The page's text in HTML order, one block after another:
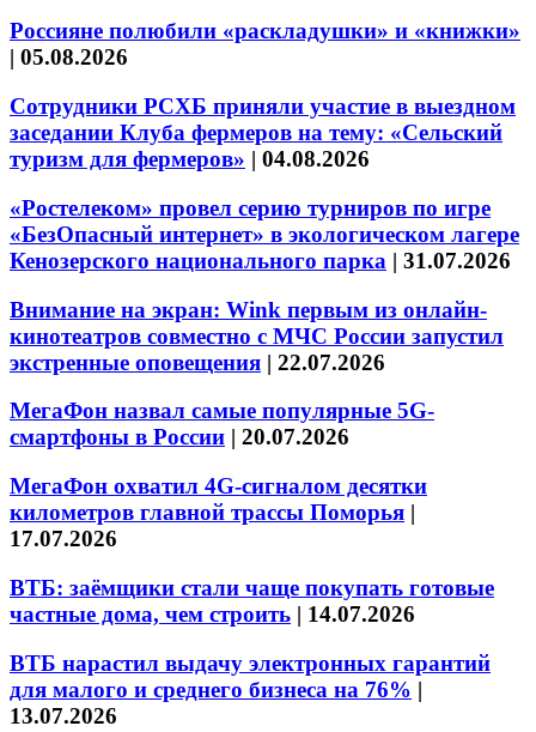
Россияне полюбили «раскладушки» и «книжки»
| 05.08.2026
Сотрудники РСХБ приняли участие в выездном
заседании Клуба фермеров на тему: «Сельский
туризм для фермеров» | 04.08.2026
«Ростелеком» провел серию турниров по игре
«БезОпасный интернет» в экологическом лагере
Кенозерского национального парка | 31.07.2026
Внимание на экран: Wink первым из онлайн-
кинотеатров совместно с МЧС России запустил
экстренные оповещения | 22.07.2026
МегаФон назвал самые популярные 5G-
смартфоны в России | 20.07.2026
МегаФон охватил 4G-сигналом десятки
километров главной трассы Поморья |
17.07.2026
ВТБ: заёмщики стали чаще покупать готовые
частные дома, чем строить | 14.07.2026
ВТБ нарастил выдачу электронных гарантий
для малого и среднего бизнеса на 76% |
13.07.2026